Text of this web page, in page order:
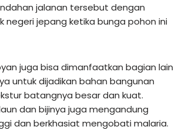
jalanan tersebut dengan
negeri jepang ketika bunga pohon ini
juga bisa dimanfaatkan bagian lain
untuk dijadikan bahan bangunan
batangnya besar dan kuat.
dan bijinya juga mengandung
dan berkhasiat mengobati malaria.